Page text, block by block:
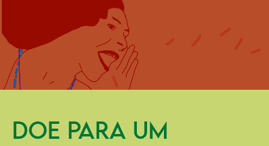
DOE PARA UM